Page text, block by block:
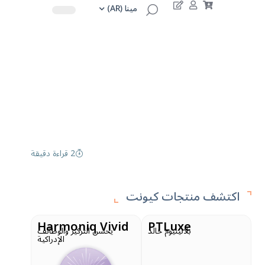
مينا (AR)
2 قراءة دقيقة
اكتشف منتجات كيونت
PTLuxe
بلاتينيوم خالد Harmoniq Vivid
يحسن التركيز والوظائف
الإدراكية